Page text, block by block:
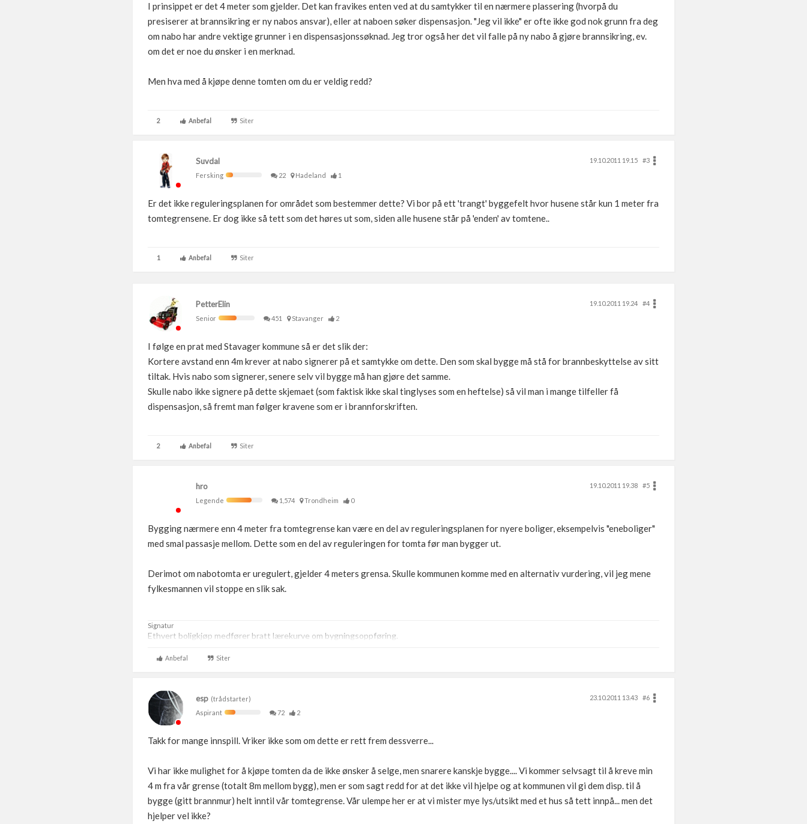
I prinsippet er det 4 meter som gjelder. Det kan fravikes enten ved at du samtykker til en nærmere plassering (hvorpå du
presiserer at brannsikring er ny nabos ansvar), eller at naboen søker dispensasjon. "Jeg vil ikke" er ofte ikke god nok grunn fra deg
om nabo har andre vektige grunner i en dispensasjonssøknad. Jeg tror også her det vil falle på ny nabo å gjøre brannsikring, ev.
om det er noe du ønsker i en merknad.
Men hva med å kjøpe denne tomten om du er veldig redd?
2 Anbefal Siter
Suvdal 19.10.2011 19.15
#3
Fersking
22 Hadeland 1
Er det ikke reguleringsplanen for området som bestemmer dette? Vi bor på ett 'trangt' byggefelt hvor husene står kun 1 meter fra
tomtegrensene. Er dog ikke så tett som det høres ut som, siden alle husene står på 'enden' av tomtene..
1 Anbefal Siter
PetterElin 19.10.2011 19.24
#4
Senior
451 Stavanger 2
I følge en prat med Stavager kommune så er det slik der:
Kortere avstand enn 4m krever at nabo signerer på et samtykke om dette. Den som skal bygge må stå for brannbeskyttelse av sitt
tiltak. Hvis nabo som signerer, senere selv vil bygge må han gjøre det samme.
Skulle nabo ikke signere på dette skjemaet (som faktisk ikke skal tinglyses som en heftelse) så vil man i mange tilfeller få
dispensasjon, så fremt man følger kravene som er i brannforskriften.
2 Anbefal Siter
hro 19.10.2011 19.38
#5
Legende
1,574 Trondheim 0
Bygging nærmere enn 4 meter fra tomtegrense kan være en del av reguleringsplanen for nyere boliger, eksempelvis "eneboliger"
med smal passasje mellom. Dette som en del av reguleringen for tomta før man bygger ut.
Derimot om nabotomta er uregulert, gjelder 4 meters grensa. Skulle kommunen komme med en alternativ vurdering, vil jeg mene
fylkesmannen vil stoppe en slik sak.
Signatur
Ethvert boligkjøp medfører bratt lærekurve om bygningsoppføring.
Anbefal Siter
esp (trådstarter) 23.10.2011 13.43
#6
Aspirant
72 2
Takk for mange innspill. Vriker ikke som om dette er rett frem dessverre...
Vi har ikke mulighet for å kjøpe tomten da de ikke ønsker å selge, men snarere kanskje bygge.... Vi kommer selvsagt til å kreve min
4 m fra vår grense (totalt 8m mellom bygg), men er som sagt redd for at det ikke vil hjelpe og at kommunen vil gi dem disp. til å
bygge (gitt brannmur) helt inntil vår tomtegrense. Vår ulempe her er at vi mister mye lys/utsikt med et hus så tett innpå... men det
hjelper vel ikke?